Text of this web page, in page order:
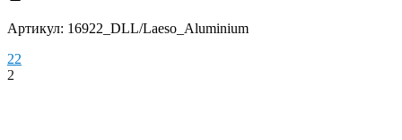
Артикул: 16922_DLL/Laeso_Aluminium
22
2